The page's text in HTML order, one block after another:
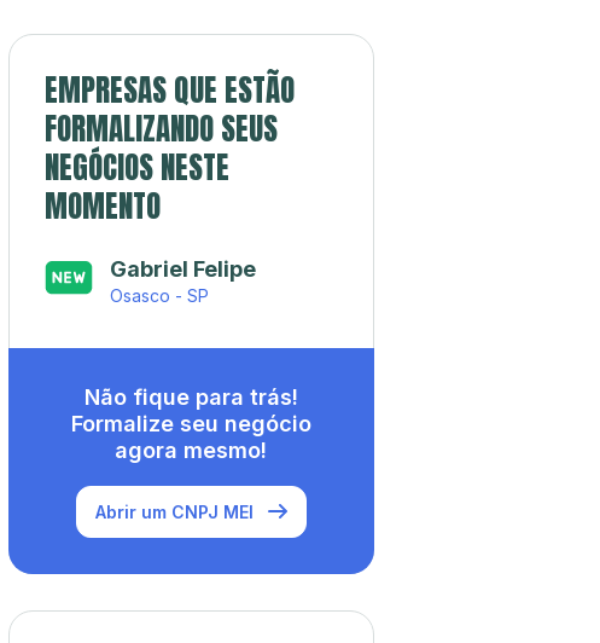
EMPRESAS QUE ESTÃO
FORMALIZANDO SEUS
NEGÓCIOS NESTE
MOMENTO
Gabriel Felipe
Osasco - SP
Não fique para trás!
Formalize seu negócio
agora mesmo!
Abrir um CNPJ MEI